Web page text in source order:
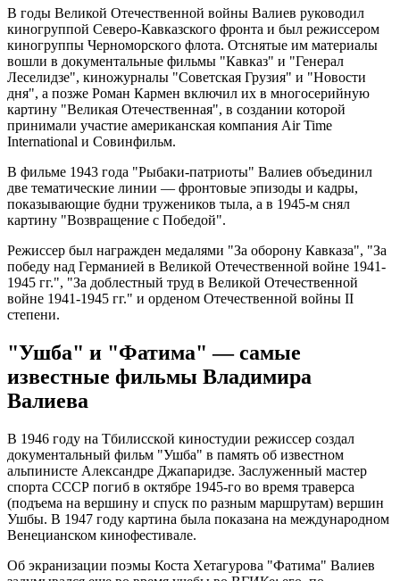
В годы Великой Отечественной войны Валиев руководил
киногруппой Северо-Кавказского фронта и был режиссером
киногруппы Черноморского флота. Отснятые им материалы
вошли в документальные фильмы "Кавказ" и "Генерал
Леселидзе", киножурналы "Советская Грузия" и "Новости
дня", а позже Роман Кармен включил их в многосерийную
картину "Великая Отечественная", в создании которой
принимали участие американская компания Air Time
International и Совинфильм.
В фильме 1943 года "Рыбаки-патриоты" Валиев объединил
две тематические линии — фронтовые эпизоды и кадры,
показывающие будни тружеников тыла, а в 1945-м снял
картину "Возвращение с Победой".
Режиссер был награжден медалями "За оборону Кавказа", "За
победу над Германией в Великой Отечественной войне 1941-
1945 гг.", "За доблестный труд в Великой Отечественной
войне 1941-1945 гг." и орденом Отечественной войны II
степени.
"Ушба" и "Фатима" — самые
известные фильмы Владимира
Валиева
В 1946 году на Тбилисской киностудии режиссер создал
документальный фильм "Ушба" в память об известном
альпинисте Александре Джапаридзе. Заслуженный мастер
спорта СССР погиб в октябре 1945-го во время траверса
(подъема на вершину и спуск по разным маршрутам) вершин
Ушбы. В 1947 году картина была показана на международном
Венецианском кинофестивале.
Об экранизации поэмы Коста Хетагурова "Фатима" Валиев